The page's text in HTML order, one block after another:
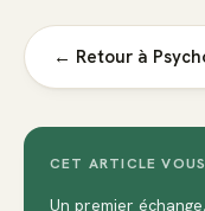
← Retour à
CET ARTICLE
Un premier